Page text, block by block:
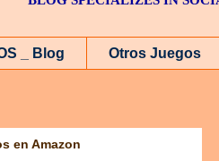
_ Blog Otros Juegos
en Amazon